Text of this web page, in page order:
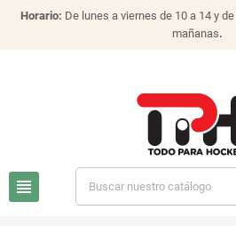
Horario: De lunes a viernes de 10 a 14 y
mañanas.
view_headline